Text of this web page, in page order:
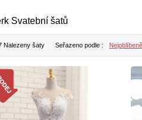
Svatební šatů
Nalezeny šaty Seřazeno podle :